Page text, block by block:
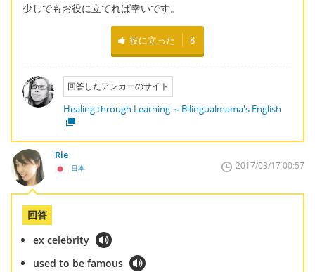
少しでもお役に立てれば幸いです。
役に立った 8
回答したアンカーのサイト
Healing through Learning ～Bilingualmama's English
Rie
日本 2017/03/17 00:57
回答
ex celebrity
used to be famous